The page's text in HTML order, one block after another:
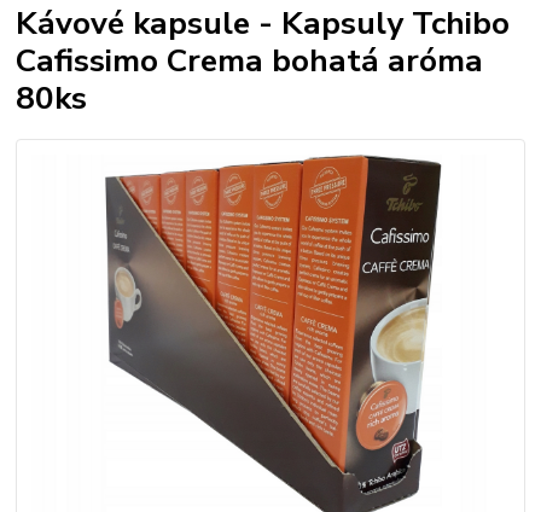
Kávové kapsule - Kapsuly Tchibo
Cafissimo Crema bohatá aróma
80ks